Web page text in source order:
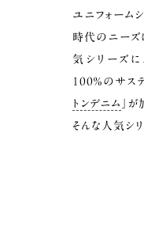
ユニフォームシ
時代のニーズ
気シリーズ
100％のサス
トンデニム
」
そんな人気シ